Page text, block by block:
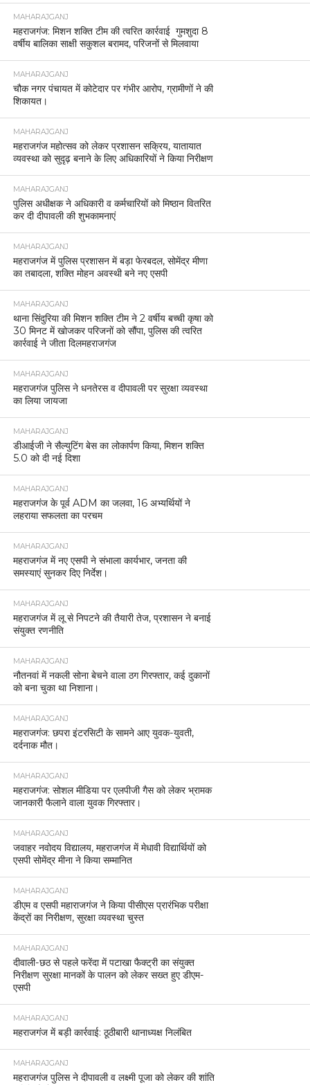
MAHARAJGANJ
महराजगंज: मिशन शक्ति टीम की त्वरित कार्रवाई गुमशुदा 8
वर्षीय बालिका साक्षी सकुशल बरामद, परिजनों से मिलवाया
MAHARAJGANJ
चौक नगर पंचायत में कोटेदार पर गंभीर आरोप, ग्रामीणों ने की
शिकायत।
MAHARAJGANJ
महराजगंज महोत्सव को लेकर प्रशासन सक्रिय, यातायात
व्यवस्था को सुदृढ़ बनाने के लिए अधिकारियों ने किया निरीक्षण
MAHARAJGANJ
पुलिस अधीक्षक ने अधिकारी व कर्मचारियों को मिष्ठान वितरित
कर दी दीपावली की शुभकामनाएं
MAHARAJGANJ
महराजगंज में पुलिस प्रशासन में बड़ा फेरबदल, सोमेंद्र मीणा
का तबादला, शक्ति मोहन अवस्थी बने नए एसपी
MAHARAJGANJ
थाना सिंदुरिया की मिशन शक्ति टीम ने 2 वर्षीय बच्ची कृषा को
30 मिनट में खोजकर परिजनों को सौंपा, पुलिस की त्वरित
कार्रवाई ने जीता दिलमहराजगंज
MAHARAJGANJ
महराजगंज पुलिस ने धनतेरस व दीपावली पर सुरक्षा व्यवस्था
का लिया जायजा
MAHARAJGANJ
डीआईजी ने सैल्युटिंग बेस का लोकार्पण किया, मिशन शक्ति
5.0 को दी नई दिशा
MAHARAJGANJ
महराजगंज के पूर्व ADM का जलवा, 16 अभ्यर्थियों ने
लहराया सफलता का परचम
MAHARAJGANJ
महराजगंज में नए एसपी ने संभाला कार्यभार, जनता की
समस्याएं सुनकर दिए निर्देश।
MAHARAJGANJ
महराजगंज में लू से निपटने की तैयारी तेज, प्रशासन ने बनाई
संयुक्त रणनीति
MAHARAJGANJ
नौतनवां में नकली सोना बेचने वाला ठग गिरफ्तार, कई दुकानों
को बना चुका था निशाना।
MAHARAJGANJ
महराजगंज: छपरा इंटरसिटी के सामने आए युवक-युवती,
दर्दनाक मौत।
MAHARAJGANJ
महराजगंज: सोशल मीडिया पर एलपीजी गैस को लेकर भ्रामक
जानकारी फैलाने वाला युवक गिरफ्तार।
MAHARAJGANJ
जवाहर नवोदय विद्यालय, महराजगंज में मेधावी विद्यार्थियों को
एसपी सोमेंद्र मीना ने किया सम्मानित
MAHARAJGANJ
डीएम व एसपी महाराजगंज ने किया पीसीएस प्रारंभिक परीक्षा
केंद्रों का निरीक्षण, सुरक्षा व्यवस्था चुस्त
MAHARAJGANJ
दीवाली-छठ से पहले फरेंदा में पटाखा फैक्ट्री का संयुक्त
निरीक्षण सुरक्षा मानकों के पालन को लेकर सख्त हुए डीएम-
एसपी
MAHARAJGANJ
महराजगंज में बड़ी कार्रवाई: ठूठीबारी थानाध्यक्ष निलंबित
MAHARAJGANJ
महराजगंज पुलिस ने दीपावली व लक्ष्मी पूजा को लेकर की शांति